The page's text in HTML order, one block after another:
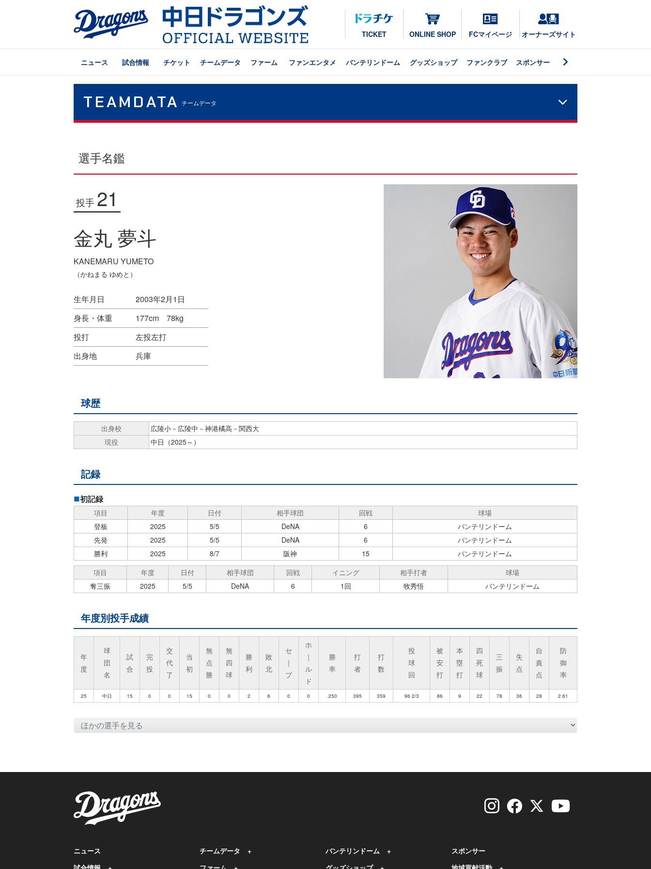
TICKET ONLINE SHOP FCマイページ オーナーズサイト
ニュース 試合情報 チケット チームデータ ファーム ファンエンタメ バンテリンドーム グッズショップ ファンクラブ スポンサー
TEAMDATA チームデータ
選手名鑑
投手 21
金丸 夢斗
KANEMARU YUMETO
（かねまる ゆめと）
生年月日
2003年2月1日
身長・体重
177cm 78kg
投打
左投左打
出身地
兵庫
球歴
出身校
広陵小－広陵中－神港橘高－関西大
現役
中日（2025～）
記録
初記録
項目 年度 日付 相手球団 回戦
球場
登板
2025 5/5 DeNA 6
バンテリンドーム
先発
2025 5/5 DeNA 6
バンテリンドーム
勝利
2025 8/7 阪神 15
バンテリンドーム
項目
年度 日付 相手球団 回戦 イニング 相手打者
球場
奪三振
2025 5/5 DeNA 6 1回 牧秀悟 バンテリンドーム
年度別投手成績
年
度
球
団
名
試
合
完
投
交
代
了
当
初
無
点
勝
無
四
球
勝
利
敗
北
セ
｜
ブ
ホ
｜
ル
ド
勝
率
打
者
打
数
投
球
回
被
安
打
本
塁
打
四
死
球
三
振
失
点
自
責
点
防
御
率
25 中日 15 0 0 15 0 0 2 6 0 0 .250 395 359 96 2/3 86 9 22 78 36 28 2.61
ニュース
チームデータ
バンテリンドーム
スポンサー